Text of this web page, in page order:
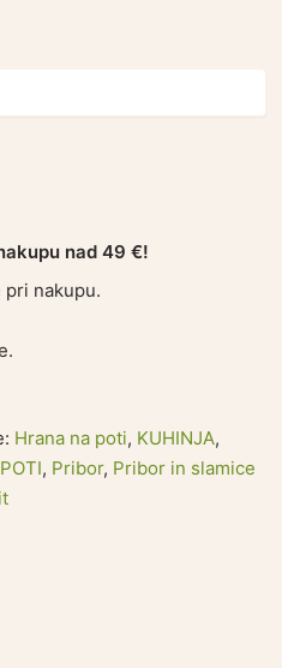
nad 49 €!
pri nakupu.
Hrana na poti, KUHINJA,
, Pribor, Pribor in slamice